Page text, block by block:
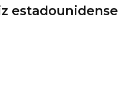
estadounidense